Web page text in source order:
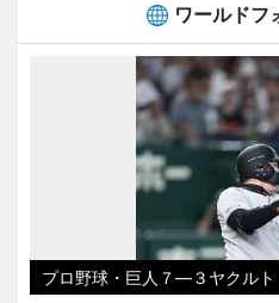
ワールドフ
プロ野球・巨人７―３ヤクルト